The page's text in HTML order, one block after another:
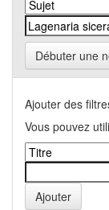
Débuter une
Ajouter des
Vous pouvez